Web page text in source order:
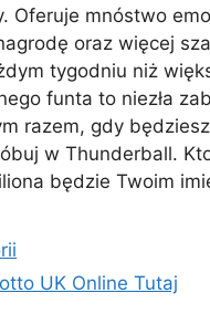
Oferuje mnóstwo
oraz więcej
tygodniu niż
funta to niezła
razem, gdy będziesz
w Thunderball.
będzie Twoim
UK Online Tutaj